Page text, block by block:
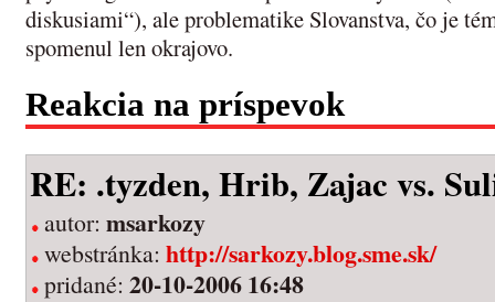
diskusiami“), ale problematike Slovanstva, čo je
spomenul len okrajovo.
Reakcia na príspevok
RE: .tyzden, Hrib, Zajac vs.
autor: msarkozy
webstránka: http://sarkozy.blog.sme.sk/
pridané: 20-10-2006 16:48